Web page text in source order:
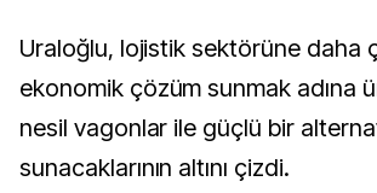
Uraloğlu, lojistik sektörüne daha
ekonomik çözüm sunmak adına
nesil vagonlar ile güçlü bir
sunacaklarının altını çizdi.